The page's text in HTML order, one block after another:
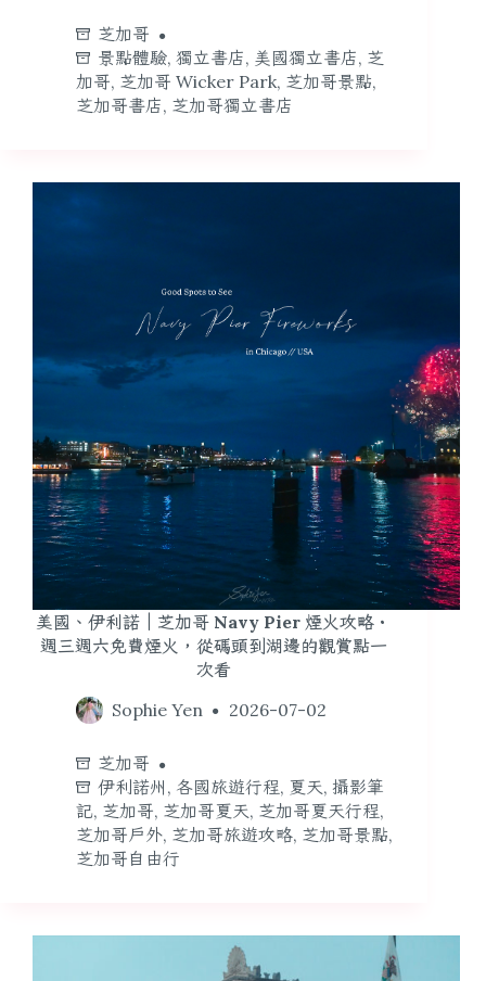
芝加哥
景點體驗, 獨立書店, 美國獨立書店, 芝
加哥, 芝加哥 Wicker Park, 芝加哥景點,
芝加哥書店, 芝加哥獨立書店
美國、伊利諾｜芝加哥 Navy Pier 煙火攻略・
週三週六免費煙火，從碼頭到湖邊的觀賞點一
次看
Sophie Yen
2026-07-02
芝加哥
伊利諾州 , 各國旅遊行程, 夏天, 攝影筆
記, 芝加哥, 芝加哥夏天, 芝加哥夏天行程,
芝加哥戶外, 芝加哥旅遊攻略, 芝加哥景點,
芝加哥自由行